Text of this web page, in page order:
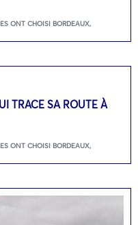
ONT CHOISI BORDEAUX,
TRACE SA ROUTE À
ONT CHOISI BORDEAUX,